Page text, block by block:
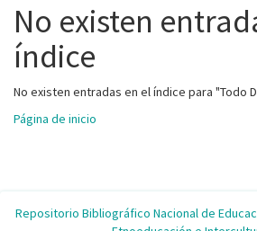
No existen
índice
No existen entradas en el índice para "Todo
Página de inicio
Repositorio Bibliográfico Nacional de